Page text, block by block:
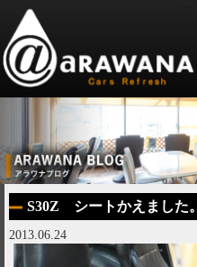
S30Z シートかえました。
2013.06.24